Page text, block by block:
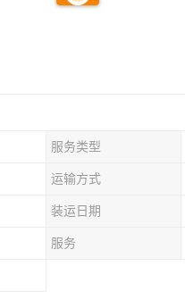
服务类型
运输方式
装运日期
服务